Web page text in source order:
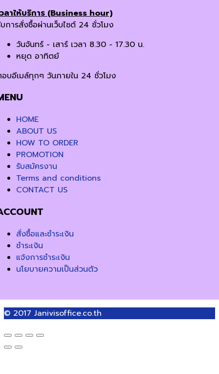
ลาให้บริการ (Business hour)
การสั่งซื้อผ่านเว็บไซต์ 24 ชั่วโมง
วันจันทร์ - เสาร์ เวลา 8.30 - 17.30 น.
หยุด อาทิตย์
บอีเมล์ทุกๆ วันภายใน 24 ชั่วโมง
HOME
ABOUT US
HOW TO ORDER
PROMOTION
รับสมัครงาน
Terms and conditions
CONTACT US
สั่งซื้อและชำระเงิน
ชำระเงิน
แจ้งการชำระเงิน
นโยบายความเป็นส่วนตัว
© 2017 Janivisoffice.co.th